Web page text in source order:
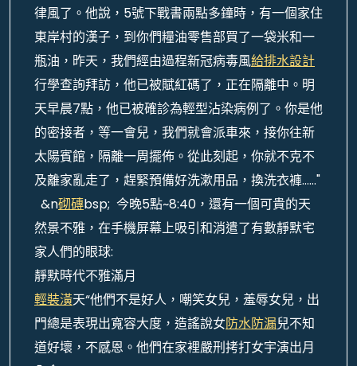
律風了。他說，5號下戰書兩點多鐘時，有一個家住
東岸村的漢子，到你們糧油零售部買了一袋米和一
瓶油，昨天，我們經由過程新冠病毒風給排水設計
行學查詢拜訪，他已被賦紅碼了，正在隔離中。明
天早晨7點，他已被確診為輕型沾染病例了。你是他
的密接者，等一會兒，我們就會派車來，接你往新
太陽賓館，隔離一周擺佈。從此刻起，你就不克不
及離家亂走了，趕緊預備好洗漱用品，換洗衣褲……"
&n砌磚bsp; 今晚5點~8:40，還有一個可貴的天
然景不雅，在手機屏幕上吸引和消遣了有數靜默宅
家人們的眼球:
靜默時代不雅滿月
輕裝潢天“他們不是好人，嘲笑女兒，羞辱女兒，出
門總是表現出寬容大度，造謠說女防水防漏兒不知
道好壞，不感恩。他們在家裡嚴刑拷打女宇演出月